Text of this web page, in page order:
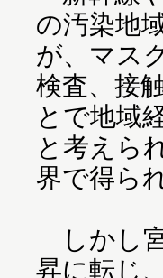
の汚染地
が、マス
検査、接
とで地域
と考えら
界で得ら
しかし
昇に転じ